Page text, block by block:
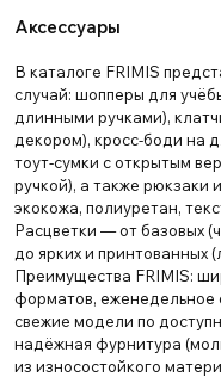
Аксессуары
В каталоге FRIMIS
случай: шопперы для
длинными ручками),
декором), кросс-боди на
тоут-сумки с открытым
ручкой), а также
экокожа, полиуретан,
Расцветки — от базовых
до ярких и принтованных
Преимущества FRIMIS:
форматов, еженедельное
свежие модели по
надёжная фурнитура
из износостойкого